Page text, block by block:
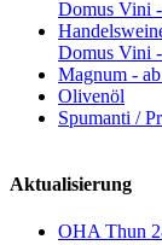
Domus Vini
Domus Vini
Magnum -
Olivenöl
Spumanti /
Aktualisierung
OHA Thun